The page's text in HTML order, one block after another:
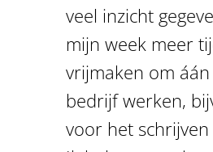
veel inzicht
mijn week meer
vrijmaken om
bedrijf werken,
voor het schrijven